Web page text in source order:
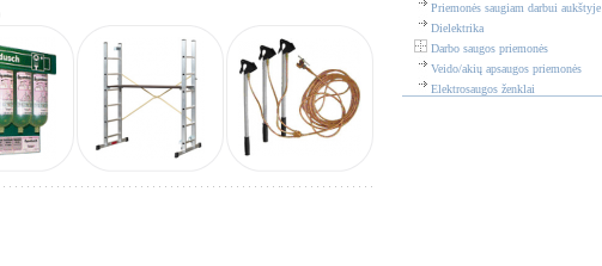
Priemonės saugiam darbui aukštyje
Dielektrika
Darbo saugos priemonės
Veido/akių apsaugos priemonės
Elektrosaugos ženklai